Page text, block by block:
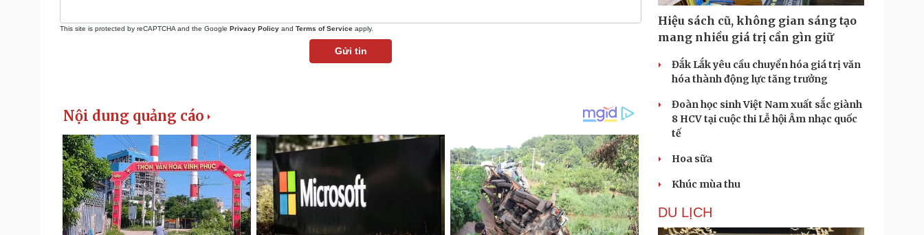
This site is protected by reCAPTCHA and the Google Privacy Policy and Terms of Service apply.
Gửi tin
Hiệu sách cũ, không gian sáng tạo
mang nhiều giá trị cần gìn giữ
Đắk Lắk yêu cầu chuyển hóa giá trị văn
hóa thành động lực tăng trưởng
Đoàn học sinh Việt Nam xuất sắc giành
8 HCV tại cuộc thi Lễ hội Âm nhạc quốc
tế
Hoa sữa
Khúc mùa thu
DU LỊCH